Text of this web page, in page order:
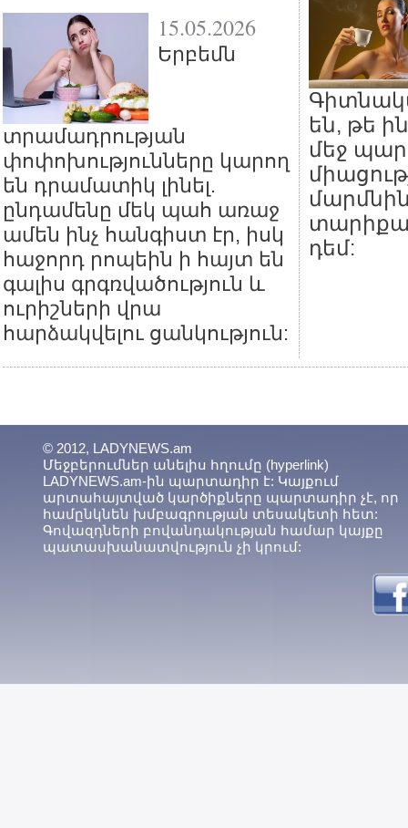
15.05.2026
Երբեմն
տրամադրության
փոփոխությունները կարող
են դրամատիկ լինել.
ընդամենը մեկ պահ առաջ
ամեն ինչ հանգիստ էր, իսկ
հաջորդ րոպեին ի հայտ են
գալիս գրգռվածություն և
ուրիշների վրա
հարձակվելու ցանկություն:
են, թե
մեջ
դեմ:
© 2012, LADYNEWS.am
Մեջբերումներ անելիս հղումը (hyperlink)
LADYNEWS.am-ին պարտադիր է: Կայքում
արտահայտված կարծիքները պարտադիր չէ, որ
համընկնեն խմբագրության տեսակետի հետ:
Գովազդների բովանդակության համար կայքը
պատասխանատվություն չի կրում: